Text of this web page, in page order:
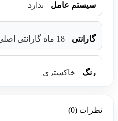
سیستم عامل ندارد
گارانتی 18 ماه گارانتی اصلی
رنگ خاکستری
نظرات (0)